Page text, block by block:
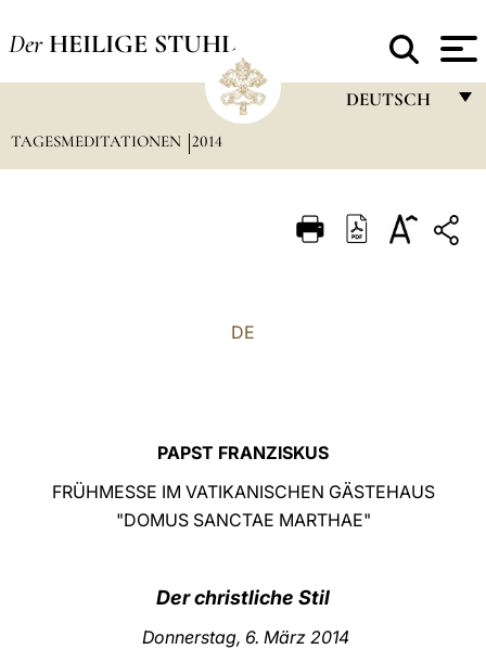
Der HEILIGE STUHL
DEUTSCH
ITALIANO
中文
LATINE
TAGESMEDITATIONEN 2014
DE
PAPST FRANZISKUS
FRÜHMESSE IM VATIKANISCHEN GÄSTEHAUS
"DOMUS SANCTAE MARTHAE"
Der christliche Stil
Donnerstag, 6. März 2014